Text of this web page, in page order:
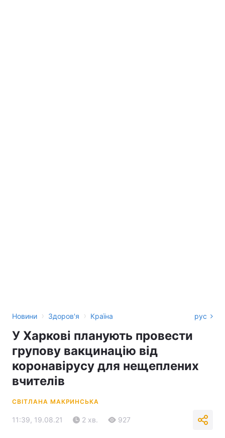
Новини › Здоров'я › Країна рус
У Харкові планують провести
групову вакцинацію від
коронавірусу для нещеплених
вчителів
СВІТЛАНА МАКРИНСЬКА
11:39, 19.08.21 2 хв. 927